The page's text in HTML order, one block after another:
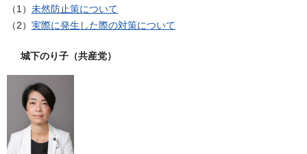
（1） 未然防止策について
（2） 実際に発生した際の対策について
城下のり子（共産党）